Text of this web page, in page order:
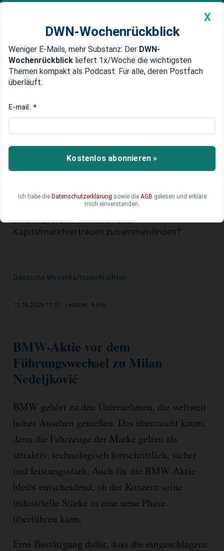
Newsticker MEIN DWN: Geldanlage Premium
Edelmetalle DWN-Magazin China
Milan Nedeljković als neuer CEO:
operative Stärke setzt
Die BMW-Aktie rückt mit Milan Nedeljković in eine
neue Bewährungsphase, in der operative Stärke
als große Ankündigungen. Kann der neue
Vorstandschef BMW so ausrichten, dass
Effizienz, Transformation und
Kapitalmarktvertrauen zusammenfinden?
Deutsche Wirtschaftsnachrichten
13.05.2026 11:37 Lesezeit: 6 min
BMW-Aktie vor dem
Führungswechsel zu Milan
Nedeljković
BMW gehört zu den Unternehmen, die weltweit
hohes Ansehen genießen. Das überrascht kaum,
denn die Fahrzeuge der Marke gelten als
attraktiv, technologisch fortschrittlich, sicher
und leistungsstark. Auch für die BMW-Aktie
bleibt entscheidend, ob der Konzern seine
industrielle Stärke in eine neue Phase
überführen kann.
Eine Bestätigung dafür, dass die eingeschlagene
X
DWN-Wochenrückblick
Weniger E-Mails, mehr Substanz: Der DWN-
Wochenrückblick liefert 1x/Woche die wichtigsten
Themen kompakt als Podcast. Für alle, deren Postfach
überläuft.
E-mail: *
Kostenlos abonnieren »
Ich habe die Datenschutzerklärung sowie die AGB gelesen und erkläre
mich einverstanden.